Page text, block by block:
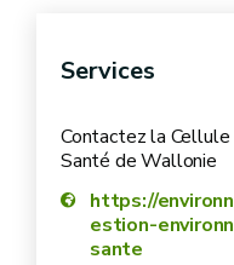
Services
Contactez la
Santé de Wallonie
https://
estion-
sante